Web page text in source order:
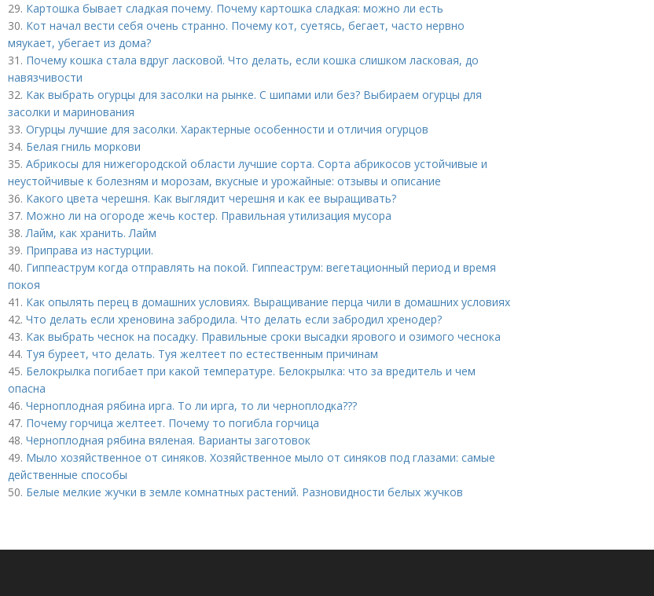
29. Картошка бывает сладкая почему. Почему картошка сладкая: можно ли есть
30. Кот начал вести себя очень странно. Почему кот, суетясь, бегает, часто нервно
мяукает, убегает из дома?
31. Почему кошка стала вдруг ласковой. Что делать, если кошка слишком ласковая, до
навязчивости
32. Как выбрать огурцы для засолки на рынке. С шипами или без? Выбираем огурцы для
засолки и маринования
33. Огурцы лучшие для засолки. Характерные особенности и отличия огурцов
34. Белая гниль моркови
35. Абрикосы для нижегородской области лучшие сорта. Сорта абрикосов устойчивые и
неустойчивые к болезням и морозам, вкусные и урожайные: отзывы и описание
36. Какого цвета черешня. Как выглядит черешня и как ее выращивать?
37. Можно ли на огороде жечь костер. Правильная утилизация мусора
38.Лайм, как хранить. Лайм
39. Приправа из настурции.
40. Гиппеаструм когда отправлять на покой. Гиппеаструм: вегетационный период и время
покоя
41. Как опылять перец в домашних условиях. Выращивание перца чили в домашних условиях
42. Что делать если хреновина забродила. Что делать если забродил хренодер?
43. Как выбрать чеснок на посадку. Правильные сроки высадки ярового и озимого чеснока
44. Туя буреет, что делать. Туя желтеет по естественным причинам
45. Белокрылка погибает при какой температуре. Белокрылка: что за вредитель и чем
опасна
46. Черноплодная рябина ирга. То ли ирга, то ли черноплодка???
47. Почему горчица желтеет. Почему то погибла горчица
48. Черноплодная рябина вяленая. Варианты заготовок
49. Мыло хозяйственное от синяков. Хозяйственное мыло от синяков под глазами: самые
действенные способы
50. Белые мелкие жучки в земле комнатных растений. Разновидности белых жучков